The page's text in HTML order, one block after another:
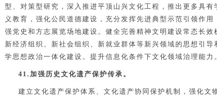
型、对策型研究，深入推进平顶山兴文化工程，推出更多具
义教育，强化公民道德建设，充分发挥先进典型示范引领作
强党史和方志展览场地建设。健全完善精神文明建设常态长
新经济组织、新社会组织、新就业群体等新兴领域的思想引
学思想政治一体化建设。提升信息化条件下文化领域治理能力
41.加强历史文化遗产保护传承。
建立文化遗产保护体系、文化遗产协同保护机制，强化